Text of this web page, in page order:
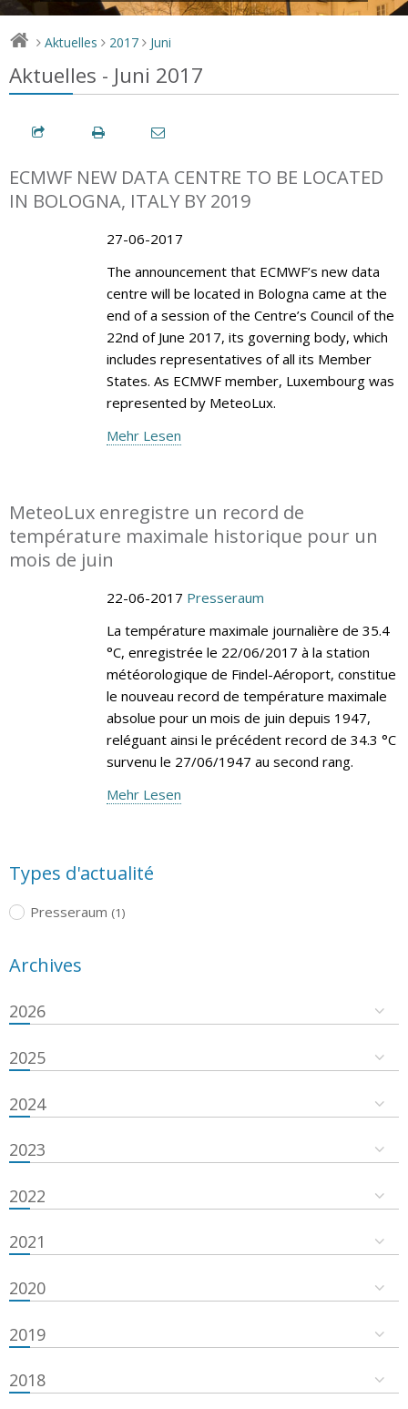
> Aktuelles > 2017 > Juni
Aktuelles - Juni 2017
ECMWF NEW DATA CENTRE TO BE LOCATED
IN BOLOGNA, ITALY BY 2019
27-06-2017
The announcement that ECMWF’s new data
centre will be located in Bologna came at the
end of a session of the Centre’s Council of the
22nd of June 2017, its governing body, which
includes representatives of all its Member
States. As ECMWF member, Luxembourg was
represented by MeteoLux.
Mehr Lesen
MeteoLux enregistre un record de
température maximale historique pour un
mois de juin
22-06-2017 Presseraum
La température maximale journalière de 35.4
°C, enregistrée le 22/06/2017 à la station
météorologique de Findel-Aéroport, constitue
le nouveau record de température maximale
absolue pour un mois de juin depuis 1947,
reléguant ainsi le précédent record de 34.3 °C
survenu le 27/06/1947 au second rang.
Mehr Lesen
Types d'actualité
Presseraum (1)
Archives
2026
2025
2024
2023
2022
2021
2020
2019
2018